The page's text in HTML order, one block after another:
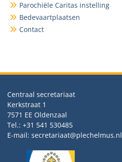
Parochiële Caritas instelling
Bedevaartplaatsen
Contact
Centraal secretariaat
Kerkstraat 1
7571 EE Oldenzaal
Tel.: +31 541 530485
E-mail: secretariaat@plechelmus.nl